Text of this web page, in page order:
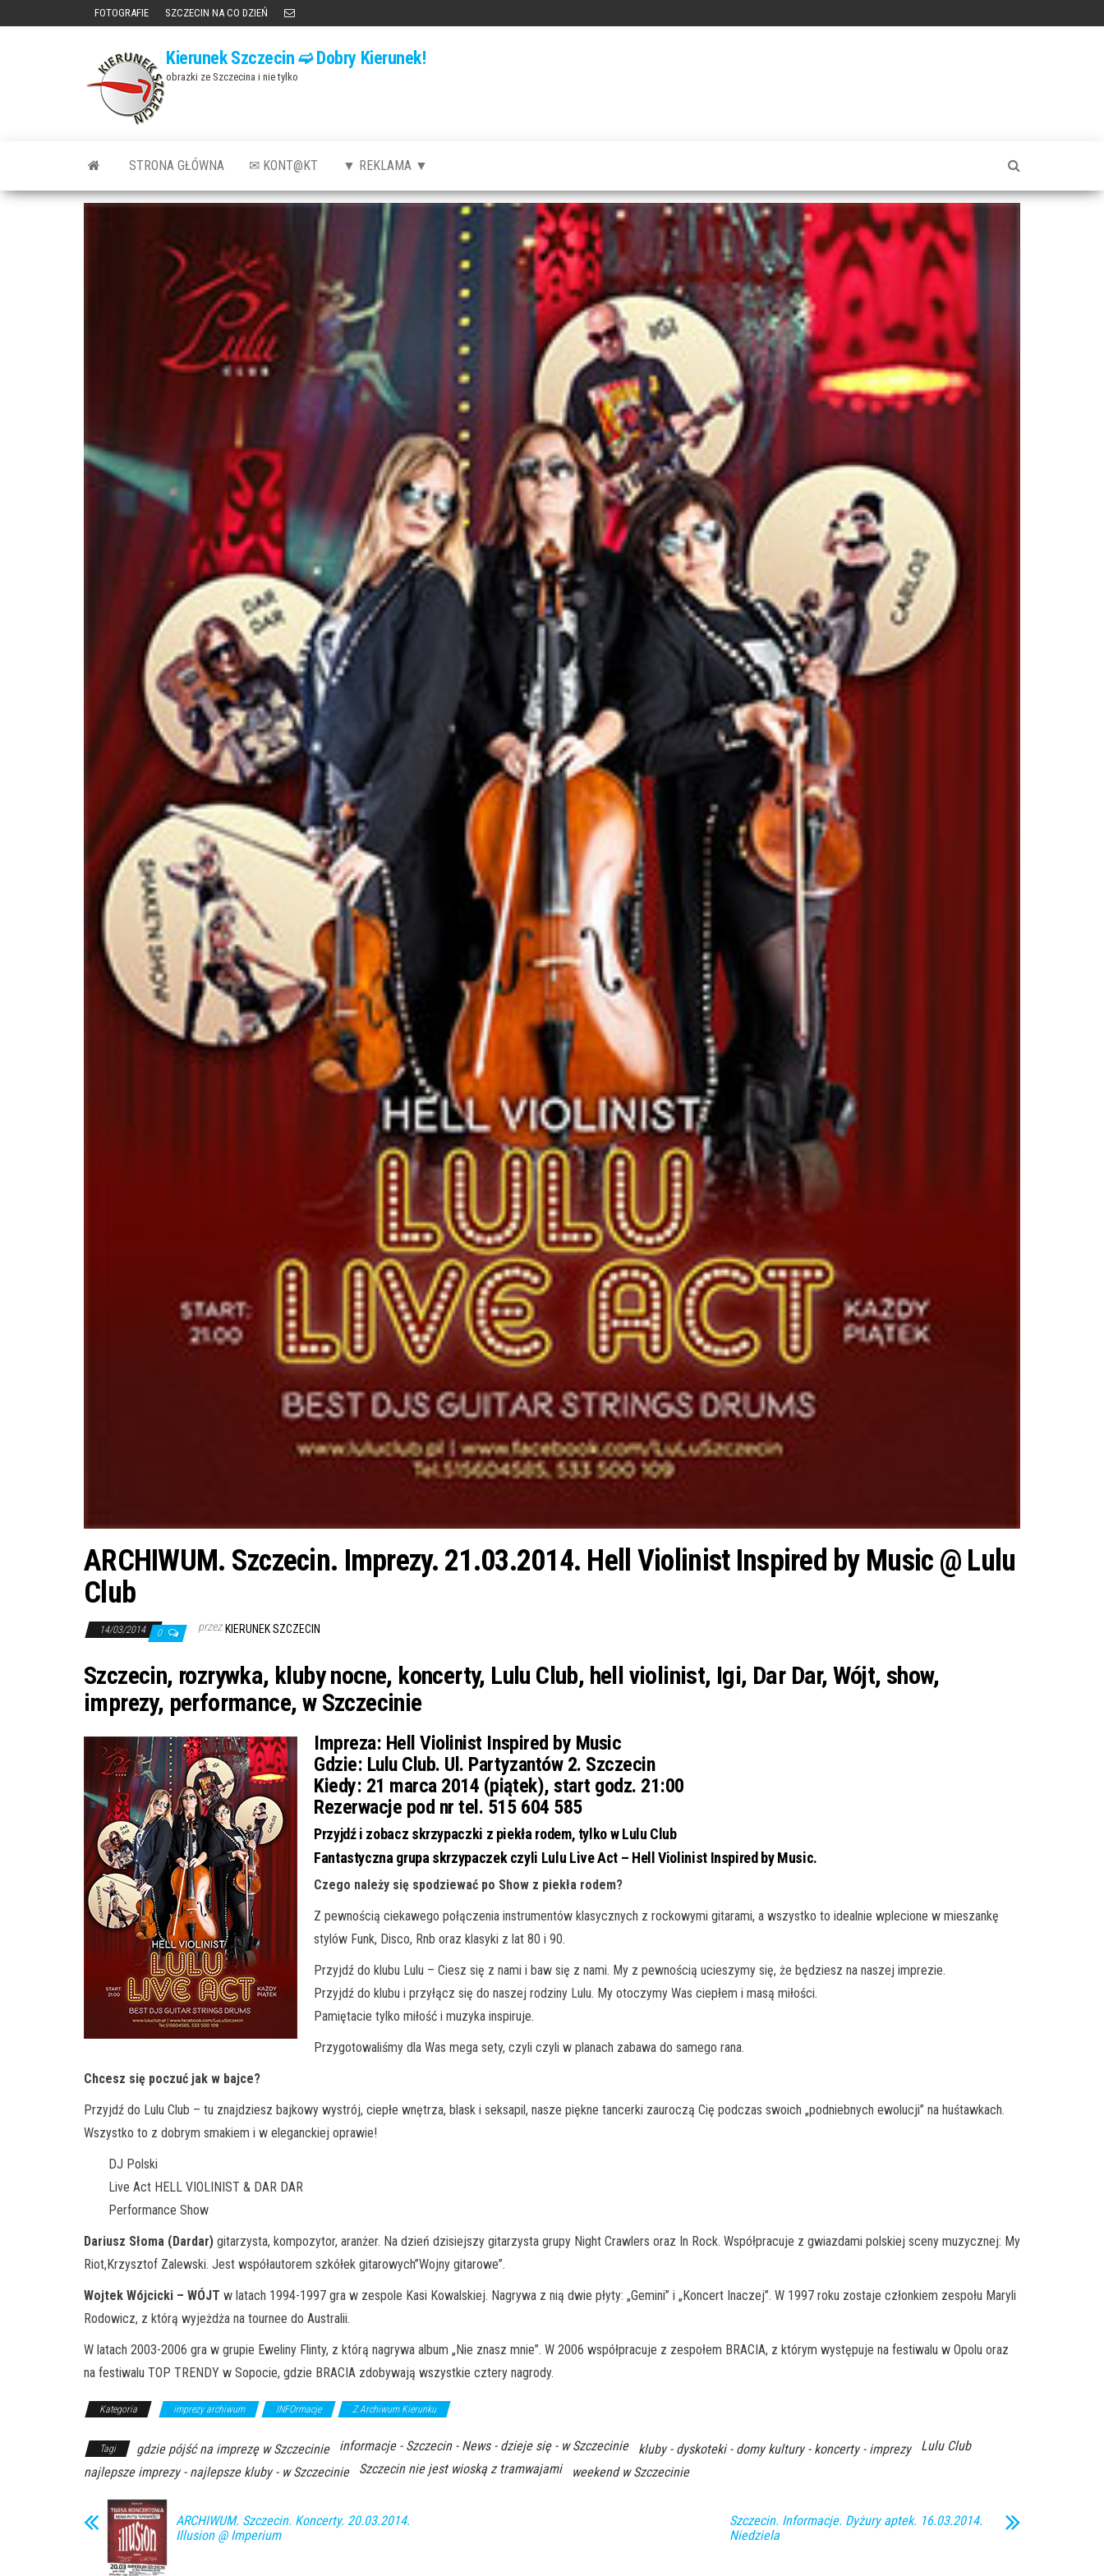
FOTOGRAFIE SZCZECIN NA CO DZIEŃ
Kierunek Szczecin ➫ Dobry Kierunek!
obrazki ze Szczecina i nie tylko
STRONA GŁÓWNA ✉ KONT@KT ▼ REKLAMA ▼
ARCHIWUM. Szczecin. Imprezy. 21.03.2014. Hell Violinist Inspired by Music @ Lulu
Club
14/03/2014 0 przez KIERUNEK SZCZECIN
Szczecin, rozrywka, kluby nocne, koncerty, Lulu Club, hell violinist, Igi, Dar Dar, Wójt, show,
imprezy, performance, w Szczecinie
Impreza: Hell Violinist Inspired by Music
Gdzie: Lulu Club. Ul. Partyzantów 2. Szczecin
Kiedy: 21 marca 2014 (piątek), start godz. 21:00
Rezerwacje pod nr tel. 515 604 585
Przyjdź i zobacz skrzypaczki z piekła rodem, tylko w Lulu Club
Fantastyczna grupa skrzypaczek czyli Lulu Live Act – Hell Violinist Inspired by Music.
Czego należy się spodziewać po Show z piekła rodem?
Z pewnością ciekawego połączenia instrumentów klasycznych z rockowymi gitarami, a wszystko to idealnie wplecione w mieszankę
stylów Funk, Disco, Rnb oraz klasyki z lat 80 i 90.
Przyjdź do klubu Lulu – Ciesz się z nami i baw się z nami. My z pewnością ucieszymy się, że będziesz na naszej imprezie.
Przyjdź do klubu i przyłącz się do naszej rodziny Lulu. My otoczymy Was ciepłem i masą miłości.
Pamiętacie tylko miłość i muzyka inspiruje.
Przygotowaliśmy dla Was mega sety, czyli czyli w planach zabawa do samego rana.
Chcesz się poczuć jak w bajce?
Przyjdź do Lulu Club – tu znajdziesz bajkowy wystrój, ciepłe wnętrza, blask i seksapil, nasze piękne tancerki zauroczą Cię podczas swoich „podniebnych ewolucji” na huśtawkach.
Wszystko to z dobrym smakiem i w eleganckiej oprawie!
DJ Polski
Live Act HELL VIOLINIST & DAR DAR
Performance Show
Dariusz Słoma (Dardar) gitarzysta, kompozytor, aranżer. Na dzień dzisiejszy gitarzysta grupy Night Crawlers oraz In Rock. Współpracuje z gwiazdami polskiej sceny muzycznej: My
Riot,Krzysztof Zalewski. Jest współautorem szkółek gitarowych”Wojny gitarowe”.
Wojtek Wójcicki – WÓJT w latach 1994-1997 gra w zespole Kasi Kowalskiej. Nagrywa z nią dwie płyty: „Gemini” i „Koncert Inaczej”. W 1997 roku zostaje członkiem zespołu Maryli
Rodowicz, z którą wyjeżdża na tournee do Australii.
W latach 2003-2006 gra w grupie Eweliny Flinty, z którą nagrywa album „Nie znasz mnie”. W 2006 współpracuje z zespołem BRACIA, z którym występuje na festiwalu w Opolu oraz
na festiwalu TOP TRENDY w Sopocie, gdzie BRACIA zdobywają wszystkie cztery nagrody.
Kategoria imprezy archiwum INFOrmacje Z Archiwum Kierunku
Tagi gdzie pójść na imprezę w Szczecinie informacje - Szczecin - News - dzieje się - w Szczecinie kluby - dyskoteki - domy kultury - koncerty - imprezy
Lulu Club
najlepsze imprezy - najlepsze kluby - w Szczecinie
Szczecin nie jest wioską z tramwajami weekend w Szczecinie
ARCHIWUM. Szczecin. Koncerty. 20.03.2014.
Illusion @ Imperium
Szczecin. Informacje. Dyżury aptek. 16.03.2014.
Niedziela